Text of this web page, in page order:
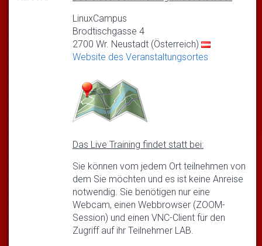
LinuxCampus
Brodtischgasse 4
2700 Wr. Neustadt (Österreich)
Website des Veranstaltungsortes
Das Live Training findet statt bei:
Sie können vom jedem Ort teilnehmen von
dem Sie möchten und es ist keine Anreise
notwendig. Sie benötigen nur eine
Webcam, einen Webbrowser (ZOOM-
Session) und einen VNC-Client für den
Zugriff auf ihr Teilnehmer LAB.